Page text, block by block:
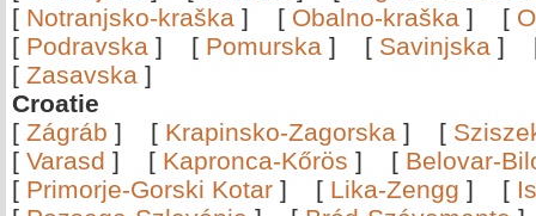
[ Notranjsko-kraška ] [ Obalno-kraška ] [
[ Podravska ] [ Pomurska ] [ Savinjska ]
[ Zasavska ]
Croatie
[ Zágráb ] [ Krapinsko-Zagorska ] [
[ Varasd ] [ Kapronca-Kőrös ] [ Belovar-
[ Primorje-Gorski Kotar ] [ Lika-Zengg ] [